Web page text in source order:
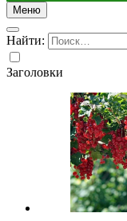
Меню
Найти:
Заголовки